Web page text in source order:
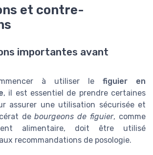
et contre-
importantes avant
à utiliser le figuier en
, il est essentiel de prendre certaines
assurer une utilisation sécurisée et
debourgeons de figuier, comme
alimentaire, doit être utilisé
recommandations de posologie.